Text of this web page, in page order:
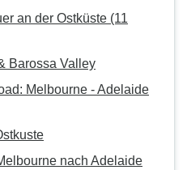
und
an der Ostküste (11
Barossa Valley
Melbourne - Adelaide
nach Adelaide